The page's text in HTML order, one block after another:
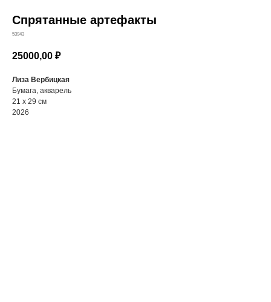
Спрятанные артефакты
53943
25000,00 ₽
Лиза Вербицкая
Бумага, акварель
21 х 29 см
2026